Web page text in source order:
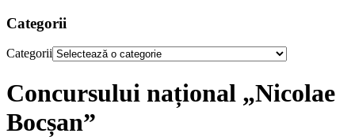
Categorii
Categorii
Concursului național „Nicolae
Bocșan”